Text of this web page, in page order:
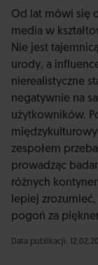
Od lat mówi się
media w
Nie jest
urody, a
nierealistyczne
negatywnie na
użytkowników.
zespołem
prowadząc
różnych
lepiej
pogoń za
Data publikacji: